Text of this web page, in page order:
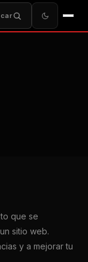
que se
sitio web.
y a mejorar tu